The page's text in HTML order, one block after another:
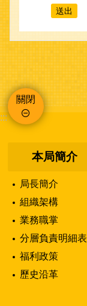
關閉
:::
本局簡介
局長簡介
組織架構
業務職掌
分層負責明細表
福利政策
歷史沿革